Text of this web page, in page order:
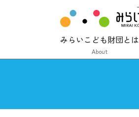
みらいこども財団とは
About